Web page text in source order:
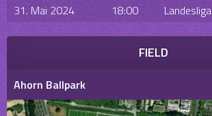
31. Mai 2024
18:00 Landesliga
FIELD
Ahorn Ballpark